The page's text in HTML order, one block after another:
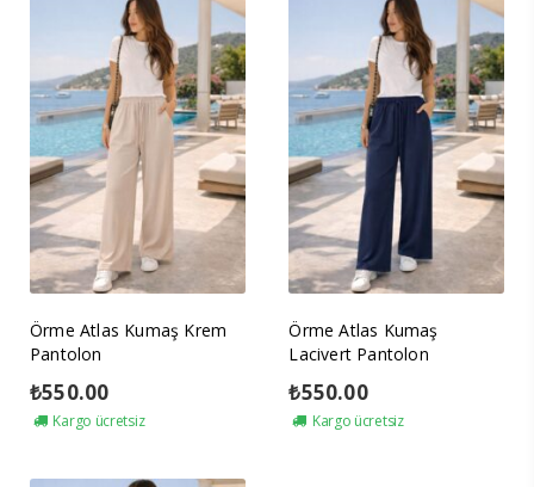
Örme Atlas Kumaş Krem
Pantolon
₺550.00
Kargo ücretsiz
Örme Atlas Kumaş
Lacivert Pantolon
₺550.00
Kargo ücretsiz